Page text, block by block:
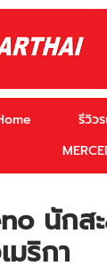
รีวิว
นักส
มริกา